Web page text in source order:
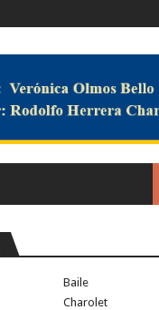
Baile
Charolet